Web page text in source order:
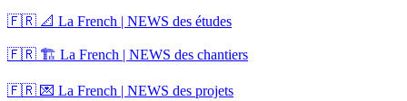
🇫🇷 📐 La French | NEWS des études
🇫🇷 🏗️ La French | NEWS des chantiers
🇫🇷 💌 La French | NEWS des projets